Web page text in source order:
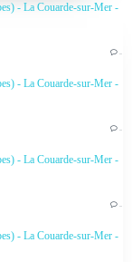
- La Couarde-sur-Mer -
…
- La Couarde-sur-Mer -
…
- La Couarde-sur-Mer -
…
- La Couarde-sur-Mer -